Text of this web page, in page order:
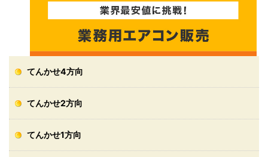
てんかせ4方向
てんかせ2方向
てんかせ1方向